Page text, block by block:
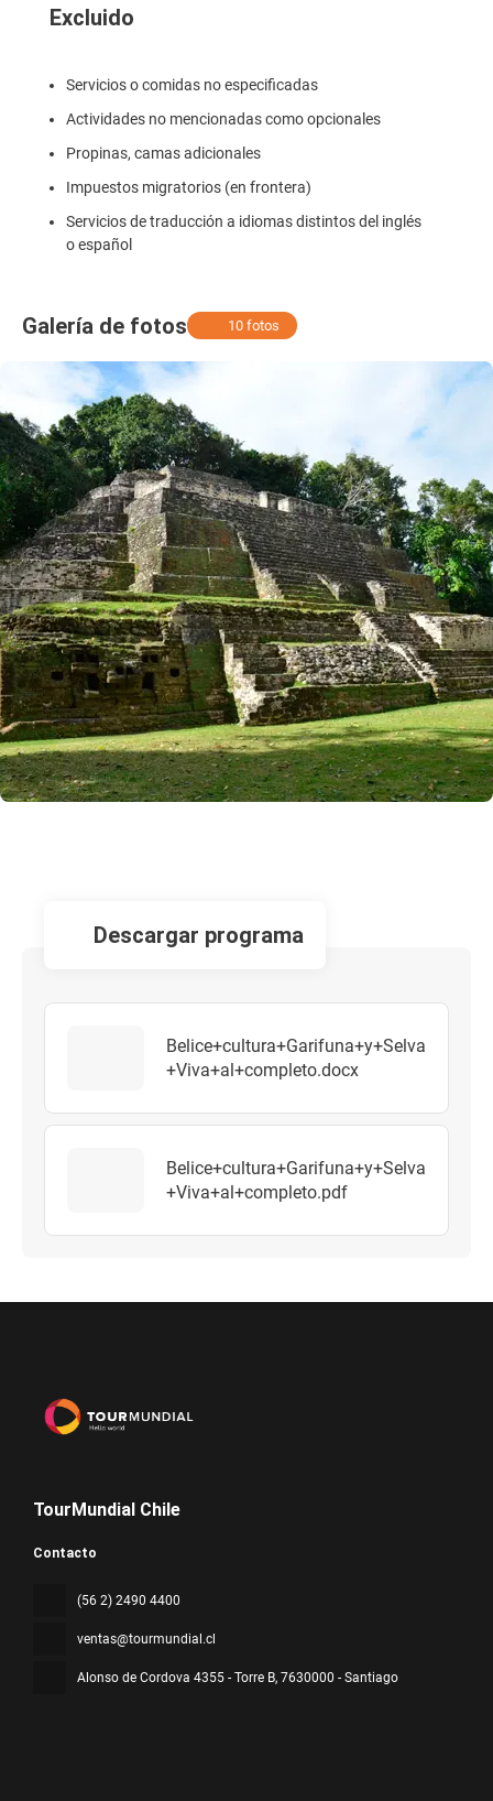
Excluido
Servicios o comidas no especificadas
Actividades no mencionadas como opcionales
Propinas, camas adicionales
Impuestos migratorios (en frontera)
Servicios de traducción a idiomas distintos del inglés
o español
Galería de fotos 10 fotos
descargar programa
Belice+cultura+Garifuna+y+Selva
+Viva+al+completo.docx
Belice+cultura+Garifuna+y+Selva
+Viva+al+completo.pdf
TourMundial Chile
Contacto
(56 2) 2490 4400
ventas@tourmundial.cl
Alonso de Cordova 4355 - Torre B, 7630000 - Santiago